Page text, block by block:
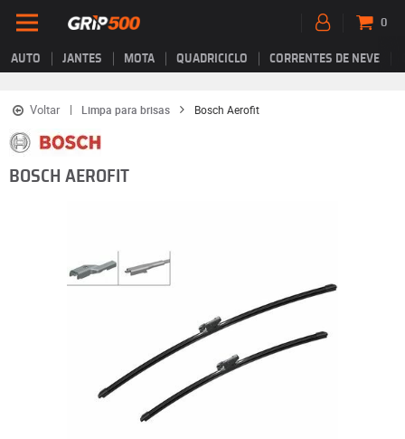
AUTO JANTES MOTA QUADRICICLO CORRENTES DE NEVE
0
Voltar Limpa para brisas Bosch Aerofit
BOSCH AEROFIT